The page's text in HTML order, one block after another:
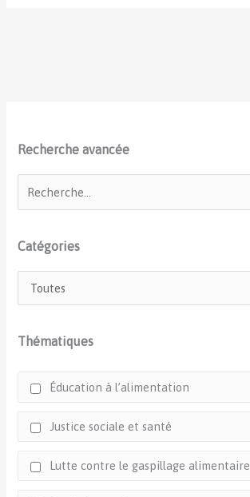
Recherche avancée
Catégories
Thématiques
Éducation à l’alimentation
Justice sociale et santé
Lutte contre le gaspillage alimentaire